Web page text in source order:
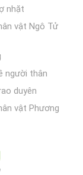
nhặt
vật Ngô Tử
người thân
duyên
vật Phương